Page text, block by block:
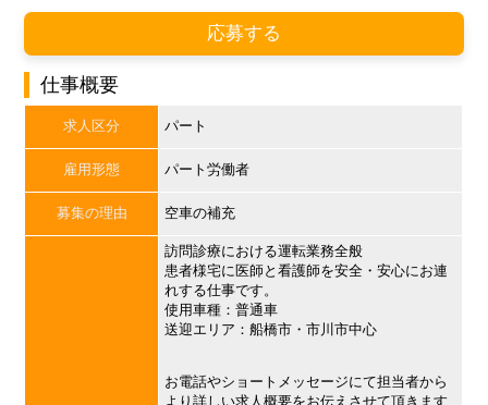
応募する
仕事概要
求人区分 パート
雇用形態 パート労働者
募集の理由 空車の補充
訪問診療における運転業務全般
患者様宅に医師と看護師を安全・安心にお連
れする仕事です。
使用車種：普通車
送迎エリア：船橋市・市川市中心
お電話やショートメッセージにて担当者から
より詳しい求人概要をお伝えさせて頂きます